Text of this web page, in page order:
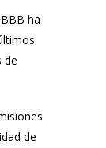
ha
de
de